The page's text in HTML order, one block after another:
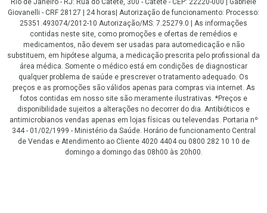
Rio de Janeiro - RJ: Rua do Catete, 300 - Catete - CEP: 22220-000 | Gabriele
Giovanelli - CRF 28127 | 24 horas| Autorização de funcionamento: Processo:
25351.493074/2012-10 Autorização/MS: 7.25279.0 | As informações
contidas neste site, como promoções e ofertas de remédios e
medicamentos, não devem ser usadas para automedicação e não
substituem, em hipótese alguma, a medicação prescrita pelo profissional da
área médica. Somente o médico está em condições de diagnosticar
qualquer problema de saúde e prescrever o tratamento adequado. Os
preços e as promoções são válidos apenas para compras via internet. As
fotos contidas em nosso site são meramente ilustrativas. *Preços e
disponibilidade sujeitos a alterações no decorrer do dia. Antibióticos e
antimicrobianos vendas apenas em lojas físicas ou televendas. Portaria nº
344 - 01/02/1999 - Ministério da Saúde. Horário de funcionamento Central
de Vendas e Atendimento ao Cliente 4020 4404 ou 0800 282 10 10 de
domingo a domingo das 08h00 às 20h00.